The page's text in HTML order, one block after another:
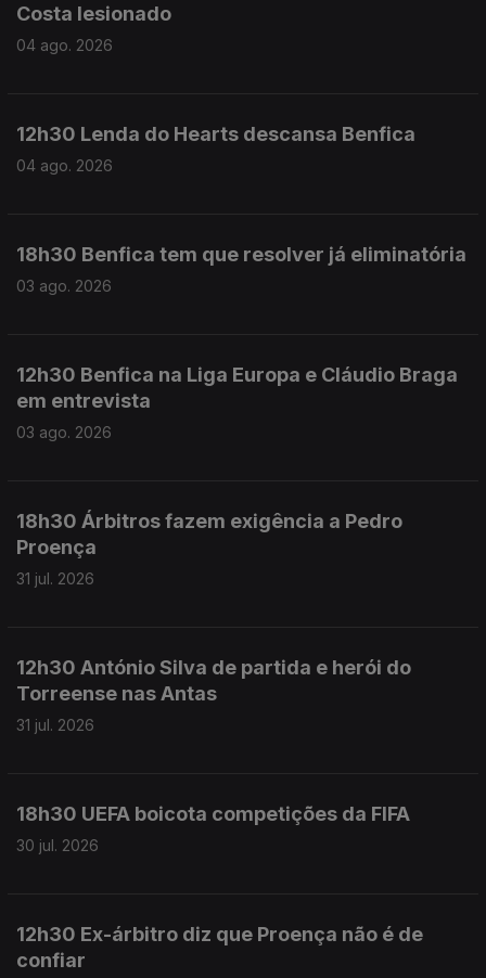
Costa lesionado
04 ago. 2026
12h30 Lenda do Hearts descansa Benfica
04 ago. 2026
18h30 Benfica tem que resolver já eliminatória
03 ago. 2026
12h30 Benfica na Liga Europa e Cláudio Braga
em entrevista
03 ago. 2026
18h30 Árbitros fazem exigência a Pedro
Proença
31 jul. 2026
12h30 António Silva de partida e herói do
Torreense nas Antas
31 jul. 2026
18h30 UEFA boicota competições da FIFA
30 jul. 2026
12h30 Ex-árbitro diz que Proença não é de
confiar